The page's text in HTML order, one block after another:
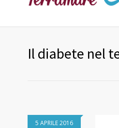
Il diabete nel
5 APRILE 2016